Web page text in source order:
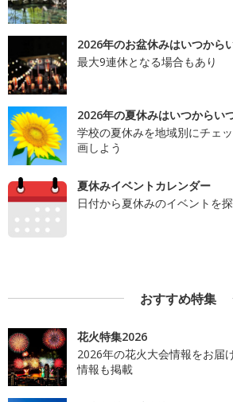
2026年のお盆休みはいつから
最大9連休となる場合もあり
2026年の夏休みはいつからい
学校の夏休みを地域別にチェ
画しよう
夏休みイベントカレンダー
日付から夏休みのイベントを
おすすめ特集
花火特集2026
2026年の花火大会情報をお届
情報も掲載